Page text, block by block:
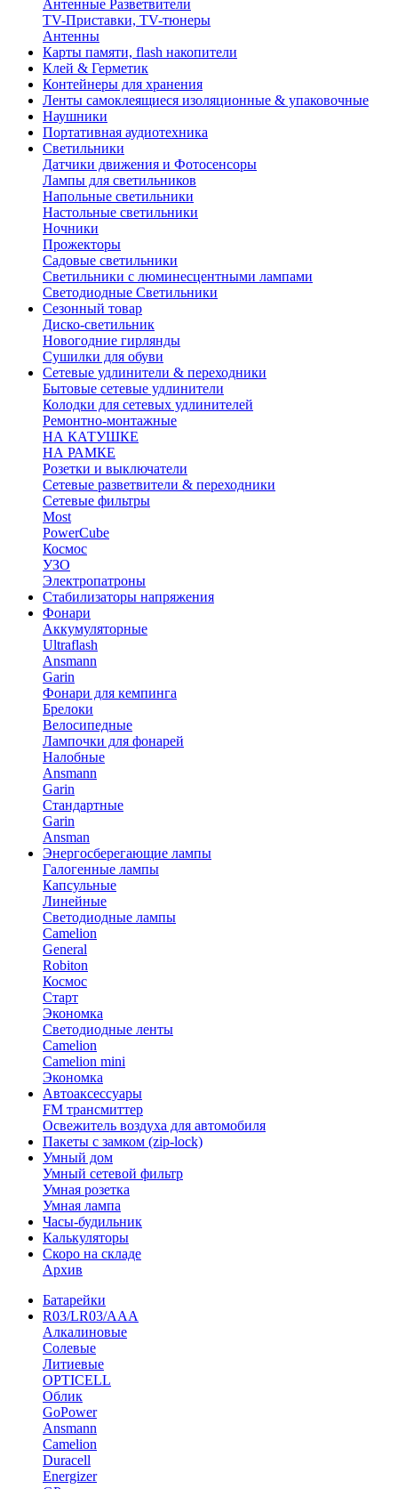
Антенные Разветвители
TV-Приставки, TV-тюнеры
Антенны
Карты памяти, flash накопители
Клей & Герметик
Контейнеры для хранения
Ленты самоклеящиеся изоляционные & упаковочные
Наушники
Портативная аудиотехника
Светильники
Датчики движения и Фотосенсоры
Лампы для светильников
Напольные светильники
Настольные светильники
Ночники
Прожекторы
Садовые светильники
Светильники с люминесцентными лампами
Светодиодные Светильники
Сезонный товар
Диско-светильник
Новогодние гирлянды
Сушилки для обуви
Сетевые удлинители & переходники
Бытовые сетевые удлинители
Колодки для сетевых удлинителей
Ремонтно-монтажные
НА КАТУШКЕ
НА РАМКЕ
Розетки и выключатели
Сетевые разветвители & переходники
Сетевые фильтры
Most
PowerCube
Космос
УЗО
Электропатроны
Стабилизаторы напряжения
Фонари
Аккумуляторные
Ultraflash
Ansmann
Garin
Фонари для кемпинга
Брелоки
Велосипедные
Лампочки для фонарей
Налобные
Ansmann
Garin
Стандартные
Garin
Ansman
Энергосберегающие лампы
Галогенные лампы
Капсульные
Линейные
Светодиодные лампы
Camelion
General
Robiton
Космос
Старт
Экономка
Светодиодные ленты
Camelion
Camelion mini
Экономка
Автоаксессуары
FM трансмиттер
Освежитель воздуха для автомобиля
Пакеты с замком (zip-lock)
Умный дом
Умный сетевой фильтр
Умная розетка
Умная лампа
Часы-будильник
Калькуляторы
Скоро на складе
Архив
Батарейки
R03/LR03/AAA
Алкалиновые
Солевые
Литиевые
OPTICELL
Облик
GoPower
Ansmann
Camelion
Duracell
Energizer